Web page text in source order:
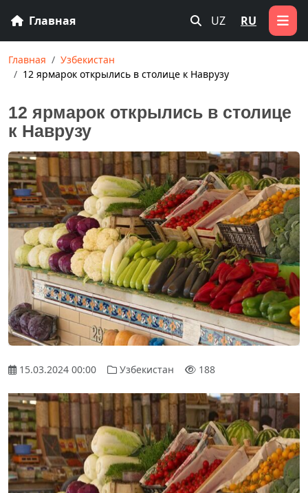
Главная UZ RU
Главная
Узбекистан
12 ярмарок открылись в столице к Наврузу
12 ярмарок открылись в столице
к Наврузу
15.03.2024 00:00 Узбекистан 188